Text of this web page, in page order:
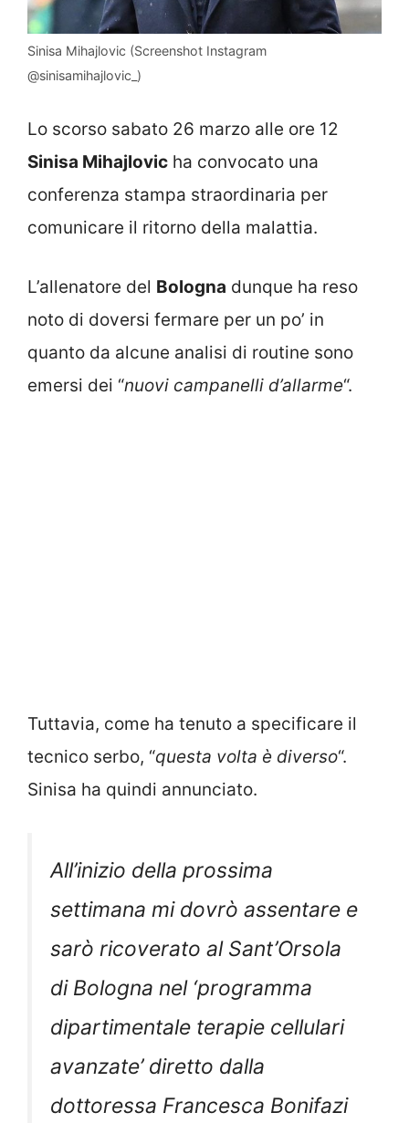
Sinisa Mihajlovic (Screenshot Instagram
@sinisamihajlovic_)
Lo scorso sabato 26 marzo alle ore 12
Sinisa Mihajlovic ha convocato una
conferenza stampa straordinaria per
comunicare il ritorno della malattia.
L’allenatore del Bologna dunque ha reso
noto di doversi fermare per un po’ in
quanto da alcune analisi di routine sono
emersi dei “nuovi campanelli d’allarme“.
Tuttavia, come ha tenuto a specificare il
tecnico serbo, “questa volta è diverso“.
Sinisa ha quindi annunciato.
All’inizio della prossima
settimana mi dovrò assentare e
sarò ricoverato al Sant’Orsola
di Bologna nel ‘programma
dipartimentale terapie cellulari
avanzate’ diretto dalla
dottoressa Francesca Bonifazi